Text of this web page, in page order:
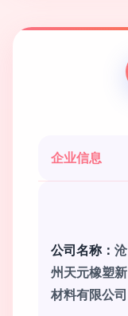
企业信息
公司名称： 沧
州天元橡塑新
材料有限公司